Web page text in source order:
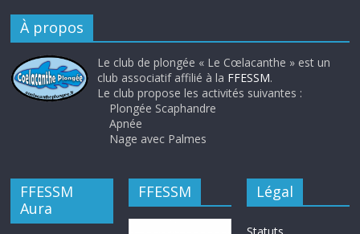
À propos
Le club de plongée « Le Cœlacanthe » est un
club associatif affilié à la FFESSM.
Le club propose les activités suivantes :
Plongée Scaphandre
Apnée
Nage avec Palmes
FFESSM
Aura
FFESSM Légal